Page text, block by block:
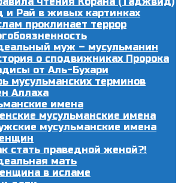
и Рай в живых картинках
проклинает террор
муж – мусульманин
о сподвижниках Пророка
от Аль-Бухари
мусульманских терминов
Аллаха
имена
мусульманские имена
мусульманские имена
стать праведной женой?!
мать
в исламе